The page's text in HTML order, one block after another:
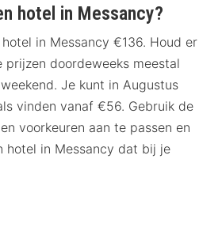
hotel in Messancy?
in Messancy €136. Houd er
prijzen doordeweeks meestal
Je kunt in Augustus
vinden vanaf €56. Gebruik de
voorkeuren aan te passen en
hotel in Messancy dat bij je